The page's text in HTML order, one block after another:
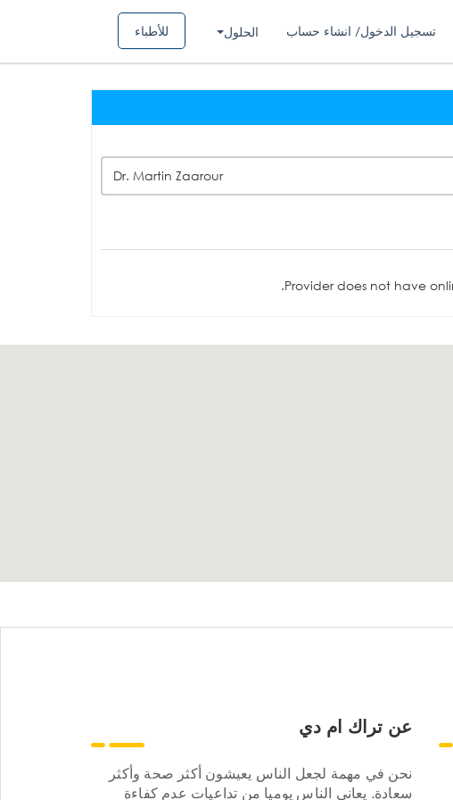
للأطباء الحلول تسجيل الدخول/ انشاء حساب
Dr. Martin Zaarour
Provider does not have
عن تراك ام دي
نحن في مهمة لجعل الناس يعيشون أكثر صحة وأكثر
سعادة. يعاني الناس يوميا من تداعيات عدم كفاءة